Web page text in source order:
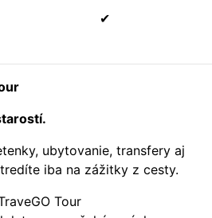
✔
ubytovanie, transfery aj
iba na zážitky z cesty.
Tour